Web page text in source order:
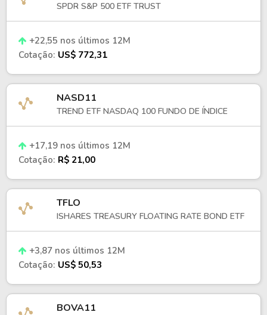
SPDR S&P 500 ETF TRUST
+22,55 nos últimos 12M
Cotação: US$ 772,31
NASD11
TREND ETF NASDAQ 100 FUNDO DE ÍNDICE
+17,19 nos últimos 12M
Cotação: R$ 21,00
TFLO
ISHARES TREASURY FLOATING RATE BOND ETF
+3,87 nos últimos 12M
Cotação: US$ 50,53
BOVA11